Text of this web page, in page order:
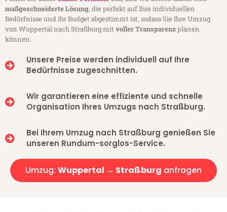
maßgeschneiderte Lösung, die perfekt auf Ihre individuellen
Bedürfnisse und Ihr Budget abgestimmt ist, sodass Sie Ihre Umzug
von Wuppertal nach Straßburg mitvoller Transparenzplanen
können.
Unsere Preise werden individuell auf Ihre
Bedürfnisse zugeschnitten.
Wir garantieren eine effiziente und schnelle
Organisation Ihres Umzugs nach Straßburg.
Bei Ihrem Umzug nach Straßburg genießen Sie
unseren Rundum-sorglos-Service.
Umzug: Wuppertal → Straßburg anfragen